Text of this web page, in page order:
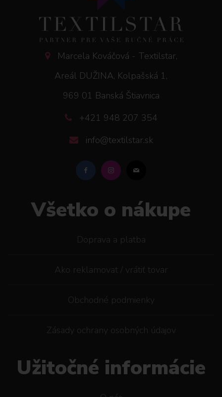
Marcela Kováčová - Textilstar,
Areál DUŽINA, Kolpašská 1,
969 01 Banská Štiavnica
+421 948 207 354
info@textilstar.sk
Všetko o nákupe
Doprava a platba
Ako reklamovat / vrátiť tovar
Obchodné podmienky
Zásady ochrany osobných údajov
Užitočné informácie